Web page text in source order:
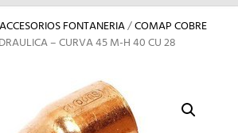
FONTANERIA/COMAP COBRE
– CURVA 45 M-H 40 CU 28